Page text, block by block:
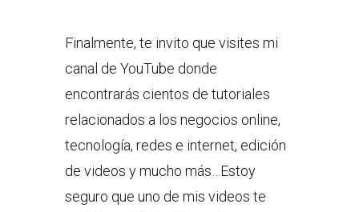
Finalmente, te invito que visites mi
canal de YouTube donde
encontrarás cientos de tutoriales
relacionados a los negocios online,
tecnología, redes e internet, edición
de videos y mucho más…Estoy
seguro que uno de mis videos te